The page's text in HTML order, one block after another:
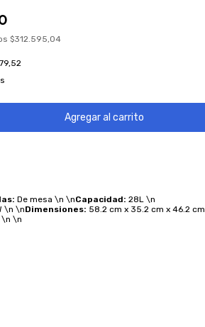
$312.595,04
De mesa \n \nCapacidad: 28L \n
\n \nDimensiones: 58.2 cm x 35.2 cm x 46.2 cm
\n \n